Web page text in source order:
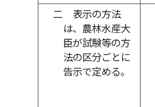
二
表示の方法
は、農林水産大
臣が試験等の方
法の区分ごとに
告示で定める。